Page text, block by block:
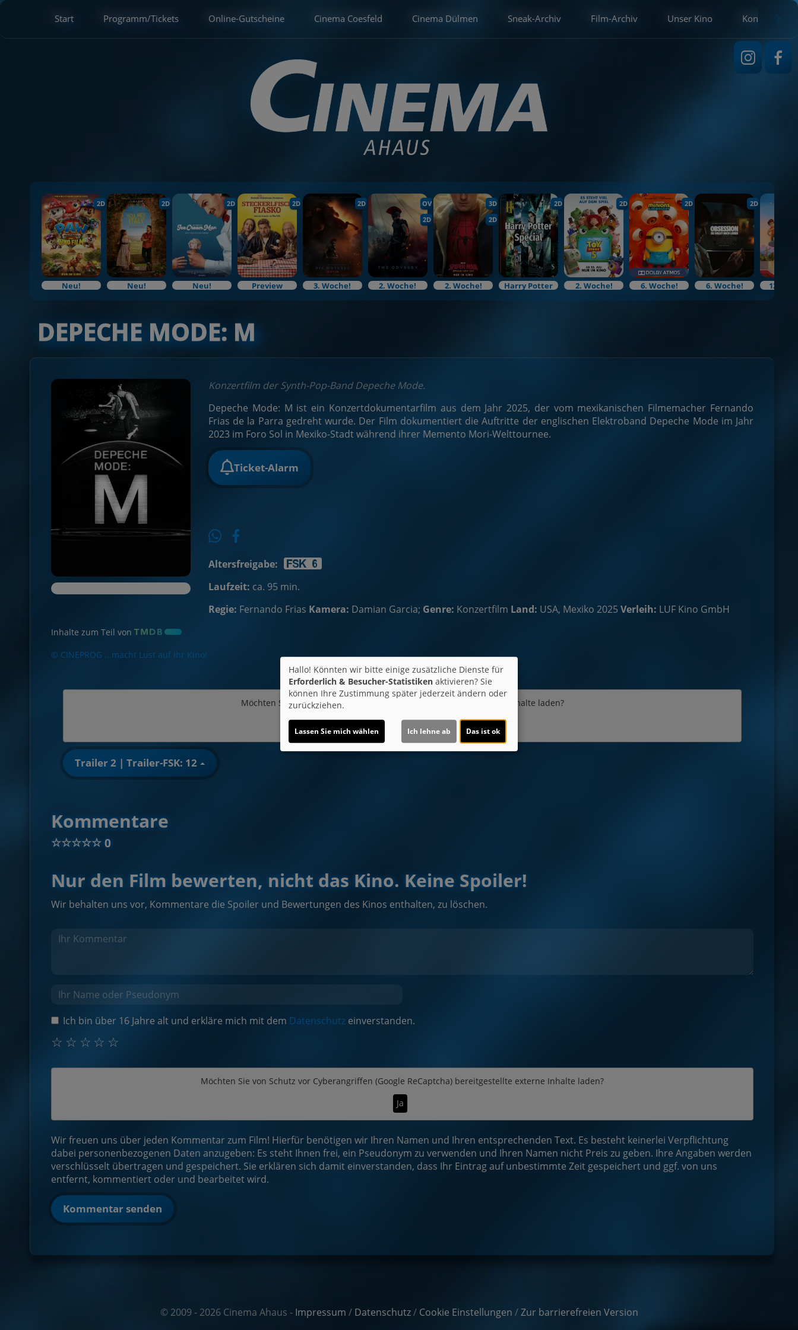
Start Programm/Tickets Online-Gutscheine Cinema Coesfeld Cinema Dülmen Sneak-Archiv Film-Archiv Unser Kino Kontakt
2D
Neu!
2D
Neu!
2D
Neu!
2D
Preview
2D
3. Woche!
OV
2D
2. Woche!
3D
2D
2. Woche!
2D
Harry Potter
2D
2. Woche!
2D
6. Woche!
2D
6. Woche! 12.
DEPECHE MODE: M
Konzertfilm der Synth-Pop-Band Depeche Mode.
Depeche Mode: M ist ein Konzertdokumentarfilm aus dem Jahr 2025, der vom mexikanischen Filmemacher Fernando
Frias de la Parra gedreht wurde. Der Film dokumentiert die Auftritte der englischen Elektroband Depeche Mode im Jahr
2023 im Foro Sol in Mexiko-Stadt während ihrer Memento Mori-Welttournee.
Ticket-Alarm
Altersfreigabe:
Laufzeit: ca. 95 min.
Regie: Fernando Frias Kamera: Damian Garcia; Genre: Konzertfilm Land: USA, Mexiko 2025Verleih: LUF Kino GmbH
Inhalte zum Teil von
© CINEPROG ...macht Lust auf Ihr Kino!
Möchten Sie vonYoutube (Trailer ansehen)
bereitgestellte externe Inhalte laden?
Ja
Trailer 2 | Trailer-FSK: 12
Kommentare
☆☆☆☆☆0
Nur den Film bewerten, nicht das Kino. Keine Spoiler!
Wir behalten uns vor, Kommentare die Spoiler und Bewertungen des Kinos enthalten, zu löschen.
Ich bin über 16 Jahre alt und erkläre mich mit dem Datenschutz einverstanden.
☆
☆
☆
☆
☆
Möchten Sie von Schutz vor Cyberangriffen (Google ReCaptcha) bereitgestellte externe Inhalte laden?
Ja
Wir freuen uns über jeden Kommentar zum Film! Hierfür benötigen wir Ihren Namen und Ihren entsprechenden Text. Es besteht keinerlei Verpflichtung
dabei personenbezogenen Daten anzugeben: Es steht Ihnen frei, ein Pseudonym zu verwenden und Ihren Namen nicht Preis zu geben. Ihre Angaben werden
verschlüsselt übertragen und gespeichert. Sie erklären sich damit einverstanden, dass Ihr Eintrag auf unbestimmte Zeit gespeichert und ggf. von uns
entfernt, kommentiert oder und bearbeitet wird.
Kommentar senden
© 2009 - 2026 Cinema Ahaus - Impressum / Datenschutz/ Cookie Einstellungen /Zur barrierefreien Version
Hallo! Könnten wir bitte einige zusätzliche Dienste für
Erforderlich & Besucher-Statistiken aktivieren? Sie
können Ihre Zustimmung später jederzeit ändern oder
zurückziehen.
Lassen Sie mich wählen Ich lehne ab Das ist ok